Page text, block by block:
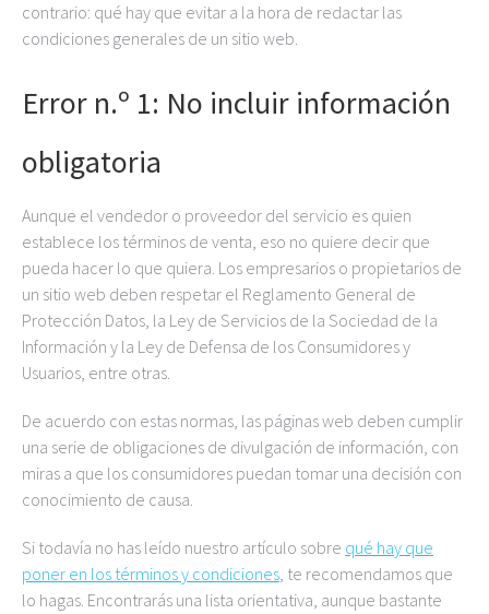
contrario: qué hay que evitar a la hora de redactar las
condiciones generales de un sitio web.
Error n.º 1: No incluir información
obligatoria
Aunque el vendedor o proveedor del servicio es quien
establece los términos de venta, eso no quiere decir que
pueda hacer lo que quiera. Los empresarios o propietarios de
un sitio web deben respetar el Reglamento General de
Protección Datos, la Ley de Servicios de la Sociedad de la
Información y la Ley de Defensa de los Consumidores y
Usuarios, entre otras.
De acuerdo con estas normas, las páginas web deben cumplir
una serie de obligaciones de divulgación de información, con
miras a que los consumidores puedan tomar una decisión con
conocimiento de causa.
Si todavía no has leído nuestro artículo sobre qué hay que
poner en los términos y condiciones, te recomendamos que
lo hagas. Encontrarás una lista orientativa, aunque bastante